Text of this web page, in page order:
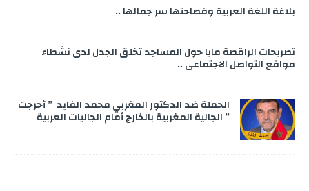
بلاغة اللغة العربية وفصاحتها سر جمالها ..
تصريحات الراقصة مايا حول المساجد تخلق الجدل لدى نشطاء
مواقع التواصل الاجتماعي ..
الحملة ضد الدكتور المغربي محمد الفايد ” أحرجت
” الجالية المغربية بالخارج أمام الجاليات العربية